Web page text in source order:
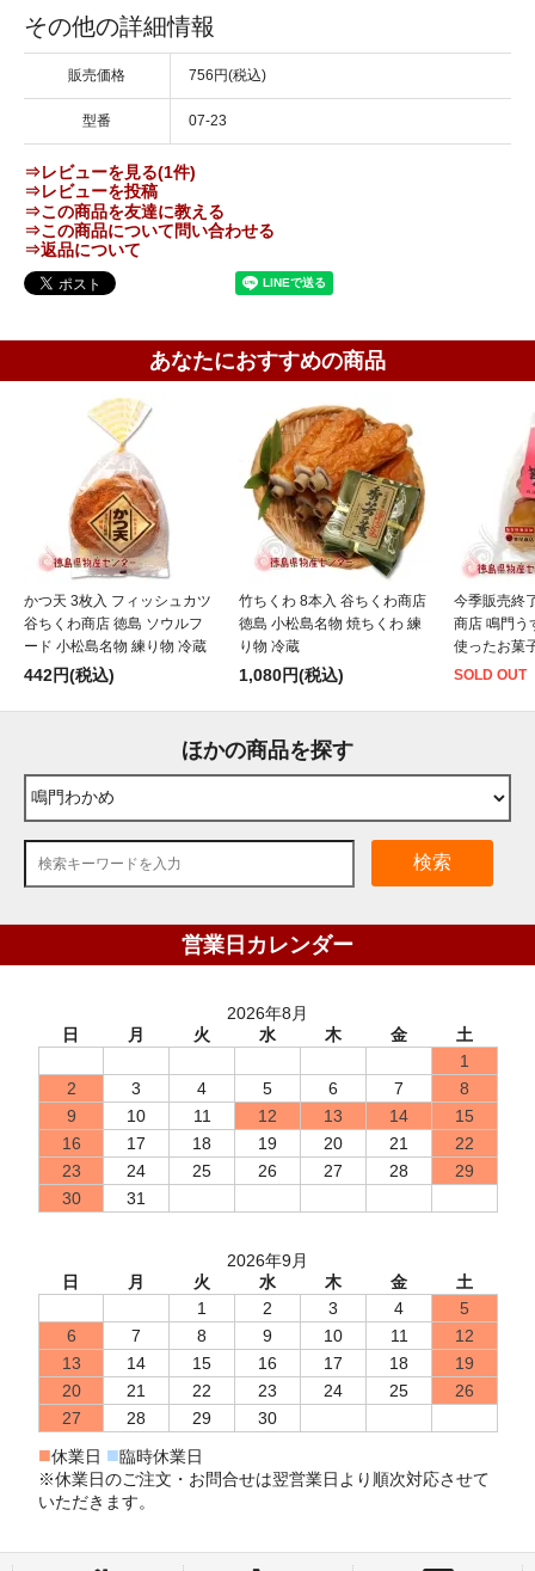
その他の詳細情報
販売価格 756円(税込)
型番 07-23
⇒レビューを見る(1件)
⇒レビューを投稿
⇒この商品を友達に教える
⇒この商品について問い合わせる
⇒返品について
あなたにおすすめの商品
かつ天 3枚入 フィッシュカツ
谷ちくわ商店 徳島 ソウルフ
ード 小松島名物 練り物 冷蔵
442円(税込)
竹ちくわ 8本入 谷ちくわ商店
徳島 小松島名物 焼ちくわ 練
り物 冷蔵
1,080円(税込)
今季販売終
商店 鳴門う
使ったお菓
SOLD OUT
ほかの商品を探す
検索
営業日カレンダー
2026年8月
日
月 火 水 木 金
土
1
2
3 4 5 6 7
8
9
10 11 12 13 14
15
16
17 18 19 20 21
22
23
24 25 26 27 28
29
30
31
2026年9月
日
月 火 水 木 金
土
1
2 3 4
5
6
7 8 9 10 11
12
13
14 15 16 17 18
19
20
21 22 23 24 25
26
27
28 29 30
■休業日 ■臨時休業日
※休業日のご注文・お問合せは翌営業日より順次対応させて
いただきます。